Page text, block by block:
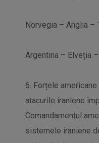
Norvegia – Anglia –
Argentina – Elveția
6. Forțele
atacurile iraniene
Comandamentul
sistemele iraniene